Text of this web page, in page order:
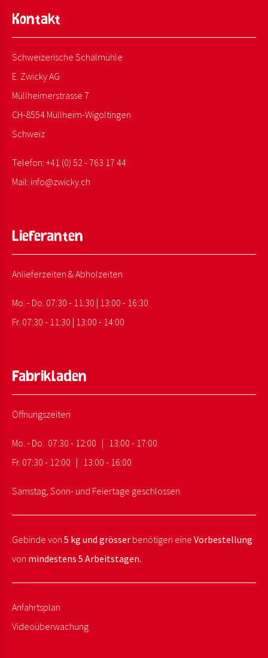
Kontakt
Schweizerische Schälmühle
E. Zwicky AG
Müllheimerstrasse 7
CH-8554 Müllheim-Wigoltingen
Schweiz
Telefon: +41 (0) 52 - 763 17 44
Mail: info@zwicky. ch
Lieferanten
Anlieferzeiten & Abholzeiten
Mo. - Do. 07:30 - 11:30 | 13:00 - 16:30
Fr. 07:30 - 11:30 | 13:00 - 14:00
Fabrikladen
Öffnungszeiten
Mo. - Do. 07:30 - 12:00 | 13:00 - 17:00
Fr. 07:30 - 12:00 | 13:00 - 16:00
Samstag, Sonn- und Feiertage geschlossen.
Gebinde von 5 kg und grösser benötigen eine Vorbestellung
von mindestens 5 Arbeitstagen.
Anfahrtsplan
Videoüberwachung